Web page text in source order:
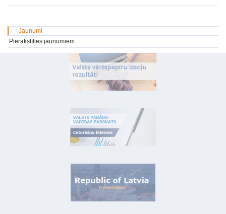
Jaunumi
Pierakstīties jaunumiem